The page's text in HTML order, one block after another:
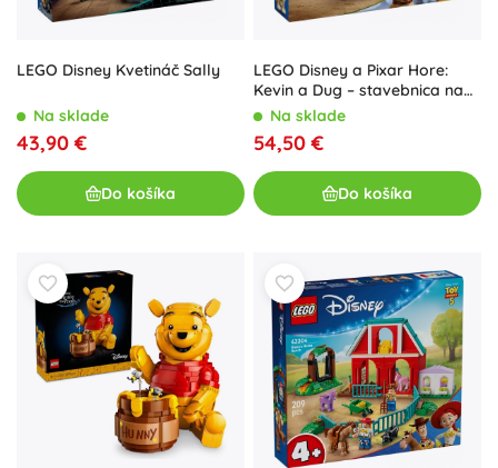
LEGO Disney Kvetináč Sally
Na sklade
43,90 €
Do košíka
LEGO Disney a Pixar Hore:
Kevin a Dug – stavebnica na
vystavenie a hranie
Na sklade
54,50 €
Do košíka